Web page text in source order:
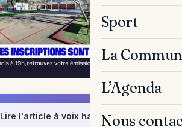
Sport
La
L’Agenda
Nous
Lire l'article à voix haute